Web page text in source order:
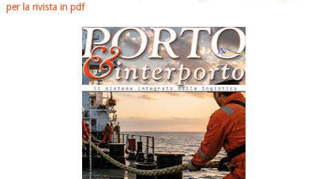
per la rivista in pdf